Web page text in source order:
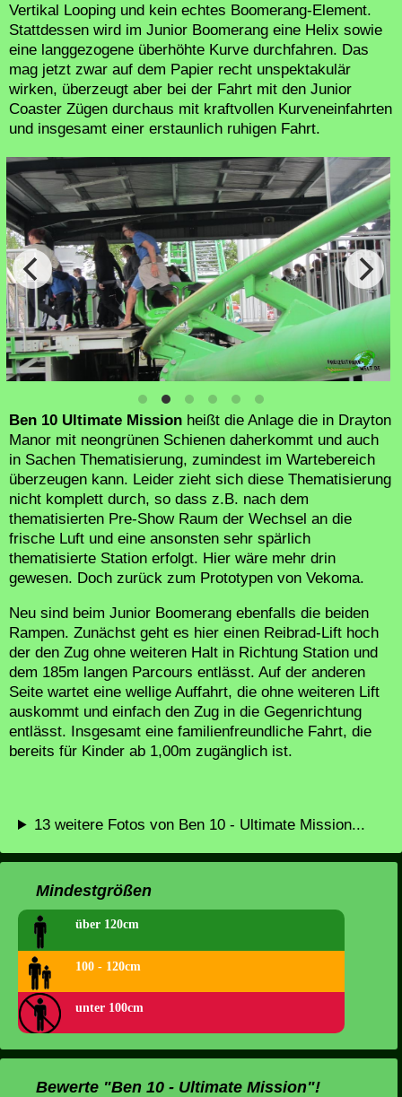
Vertikal Looping und kein echtes Boomerang-Element.
Stattdessen wird im Junior Boomerang eine Helix sowie
eine langgezogene überhöhte Kurve durchfahren. Das
mag jetzt zwar auf dem Papier recht unspektakulär
wirken, überzeugt aber bei der Fahrt mit den Junior
Coaster Zügen durchaus mit kraftvollen Kurveneinfahrten
und insgesamt einer erstaunlich ruhigen Fahrt.
Ben 10 Ultimate Mission heißt die Anlage die in Drayton
Manor mit neongrünen Schienen daherkommt und auch
in Sachen Thematisierung, zumindest im Wartebereich
überzeugen kann. Leider zieht sich diese Thematisierung
nicht komplett durch, so dass z.B. nach dem
thematisierten Pre-Show Raum der Wechsel an die
frische Luft und eine ansonsten sehr spärlich
thematisierte Station erfolgt. Hier wäre mehr drin
gewesen. Doch zurück zum Prototypen von Vekoma.
Neu sind beim Junior Boomerang ebenfalls die beiden
Rampen. Zunächst geht es hier einen Reibrad-Lift hoch
der den Zug ohne weiteren Halt in Richtung Station und
dem 185m langen Parcours entlässt. Auf der anderen
Seite wartet eine wellige Auffahrt, die ohne weiteren Lift
auskommt und einfach den Zug in die Gegenrichtung
entlässt. Insgesamt eine familienfreundliche Fahrt, die
bereits für Kinder ab 1,00m zugänglich ist.
13 weitere Fotos von Ben 10 - Ultimate Mission...
Mindestgrößen
über 120cm
100 - 120cm
unter 100cm
Bewerte "Ben 10 - Ultimate Mission"!